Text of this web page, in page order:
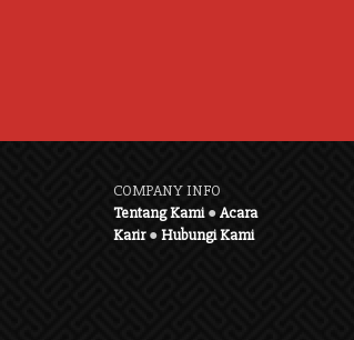
COMPANY INFO
Tentang Kami●Acara
Karir●Hubungi Kami